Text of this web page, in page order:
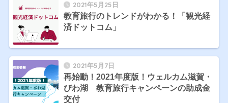
2021年5月25日
教育旅行のトレンドがわかる！「観光経
済ドットコム」
2021年5月7日
再始動！2021年度版！ウェルカム滋賀・
びわ湖 教育旅行キャンペーンの助成金
交付